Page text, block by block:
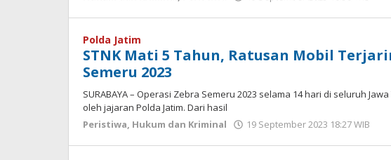
Polda Jatim
STNK Mati 5 Tahun, Ratusan Mobil
Semeru 2023
SURABAYA – Operasi Zebra Semeru 2023 selama 14 hari di seluruh
oleh jajaran Polda Jatim. Dari hasil
Peristiwa, Hukum dan Kriminal 19 September 2023 18:27 WIB